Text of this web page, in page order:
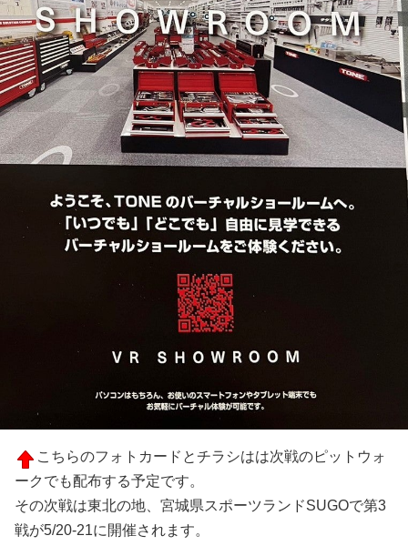
こちらのフォトカードとチラシはは次戦のピットウォ
ークでも配布する予定です。
その次戦は東北の地、宮城県スポーツランドSUGOで第3
戦が5/20-21に開催されます。